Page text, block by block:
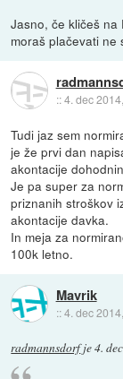
Jasno, če kličeš na
moraš plačevati ne
::4. dec
Tudi jaz sem
je že prvi dan
akontacije
Je pa super za
priznanih stroškov
akontacije davka.
In meja za
100k letno.
Mavrik
::4. dec
radmannsdorfje4.